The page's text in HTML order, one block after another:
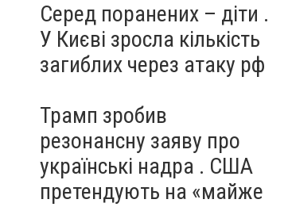
Серед поранених – діти .
У Києві зросла кількість
загиблих через атаку рф
Трамп зробив
резонансну заяву про
українські надра . США
претендують на «майже